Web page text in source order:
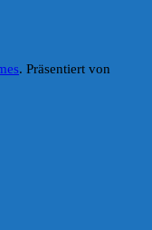
. Präsentiert von